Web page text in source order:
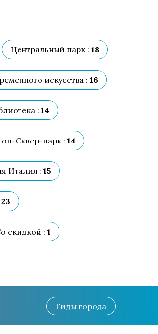
Центральный парк : 18
искусства : 16
: 14
Сквер-парк : 14
Италия : 15
23
скидкой : 1
Гиды города